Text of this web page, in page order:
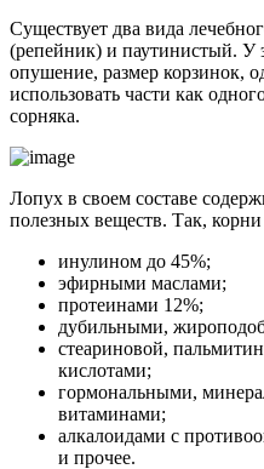
Существует два вида
(репейник) и паутинистый. У
опушение, размер корзинок,
использовать части как
сорняка.
Лопух в своем составе
полезных веществ. Так, корни
инулином до 45%;
эфирными маслами;
протеинами 12%;
дубильными,
стеариновой,
кислотами;
гормональными,
витаминами;
алкалоидами с
и прочее.